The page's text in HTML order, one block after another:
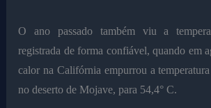
O ano passado também viu a
registrada de forma confiável, quando em
calor na Califórnia empurrou a
no deserto de Mojave, para 54,4° C.